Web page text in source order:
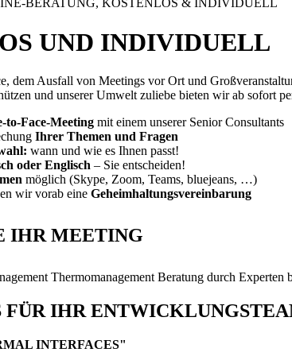
BERATUNG, KOSTENLOS & INDIVIDUELL
UND INDIVIDUELL
dem Ausfall von Meetings vor Ort und
und unserer Umwelt zuliebe bieten wir ab sofort
to-Face-Meeting mit einem unserer Senior Consultants
Ihrer Themen und Fragen
wann und wie es Ihnen passt!
oder Englisch – Sie entscheiden!
möglich (Skype, Zoom, Teams, bluejeans, …)
wir vorab eine Geheimhaltungsvereinbarung
IHR MEETING
FÜR IHR
INTERFACES"